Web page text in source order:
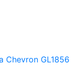
Chevron GL1856